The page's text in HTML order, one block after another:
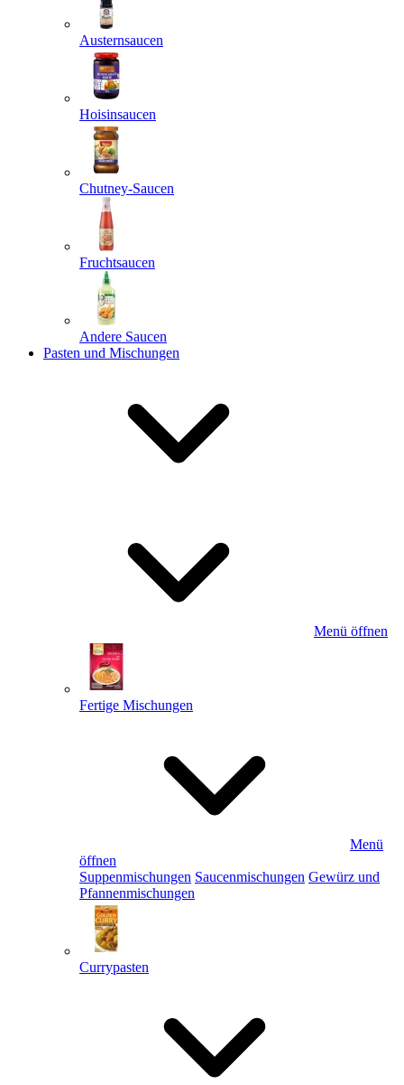
Austernsaucen
Hoisinsaucen
Chutney-Saucen
Fruchtsaucen
Andere Saucen
Pasten und Mischungen
Menü öffnen
Fertige Mischungen
Menü
öffnen
Suppenmischungen Saucenmischungen Gewürz und
Pfannenmischungen
Currypasten